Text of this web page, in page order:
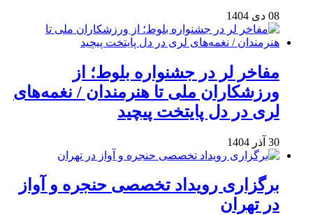
08 دی 1404
مفاخر لر در جشنواره بلوط؛ از
ورزشکاران ملی تا هنرمندان / نغمه‌های
لری در دل پایتخت پیچید
30 آذر 1404
برگزاری رویداد تخصصی حنجره و آواز
در تهران